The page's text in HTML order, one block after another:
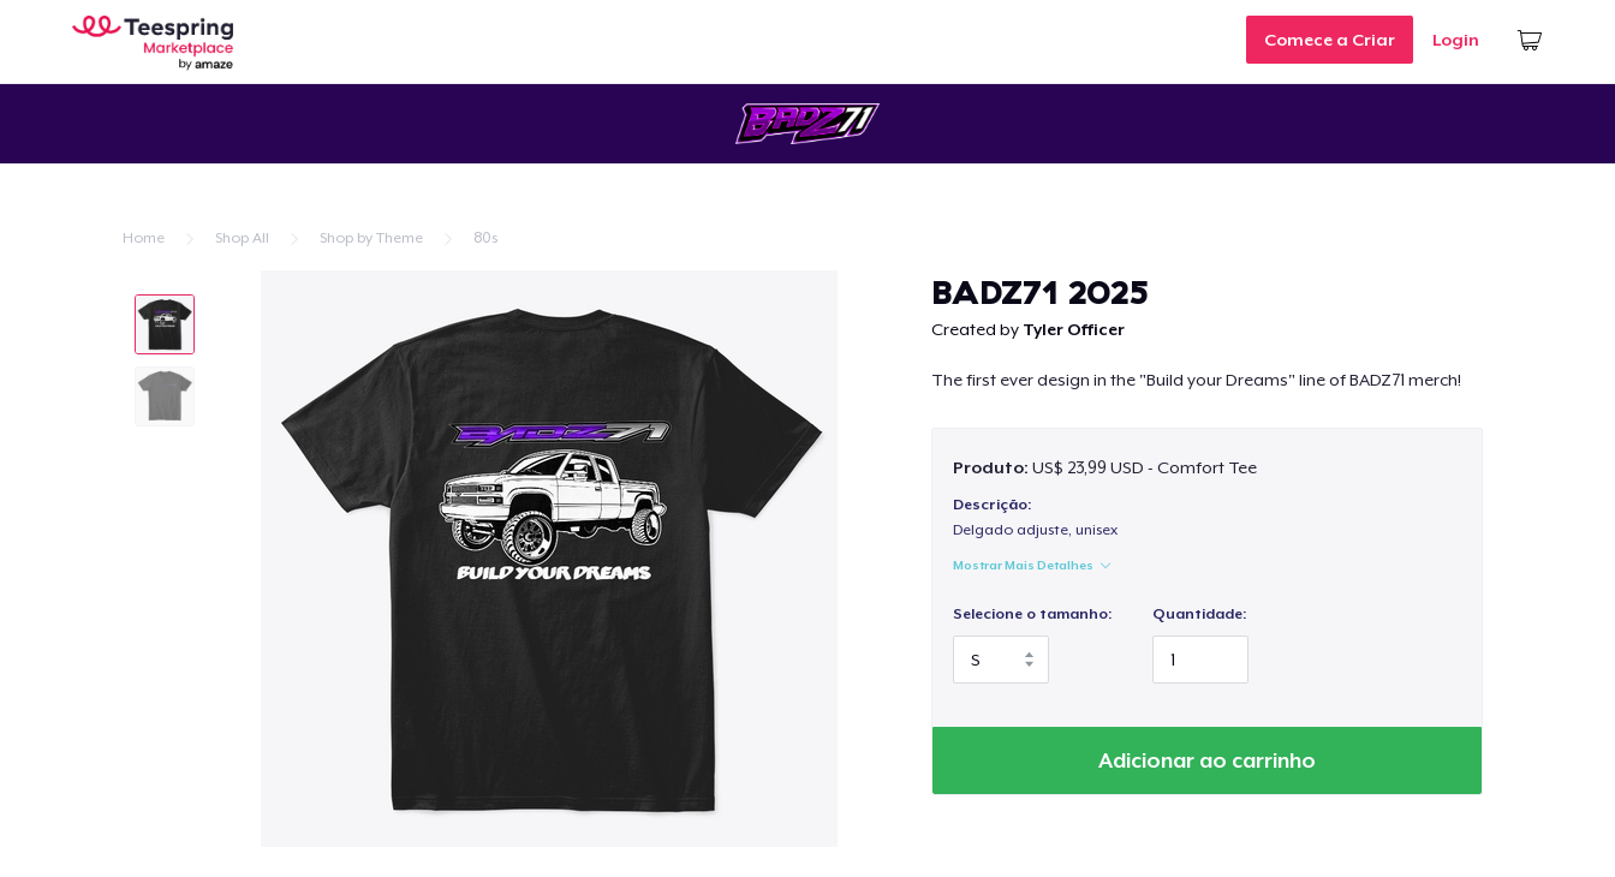
Comece a Criar Login
Home Shop All Shop by Theme 80s
BADZ71 2025
Created by Tyler Officer
The first ever design in the "Build your Dreams" line of BADZ71 merch!
Produto: US$ 23,99 USD - Comfort Tee
Descrição:
Delgado adjuste, unisex
Mostrar Mais Detalhes
Selecione o tamanho: Quantidade:
Adicionar ao carrinho